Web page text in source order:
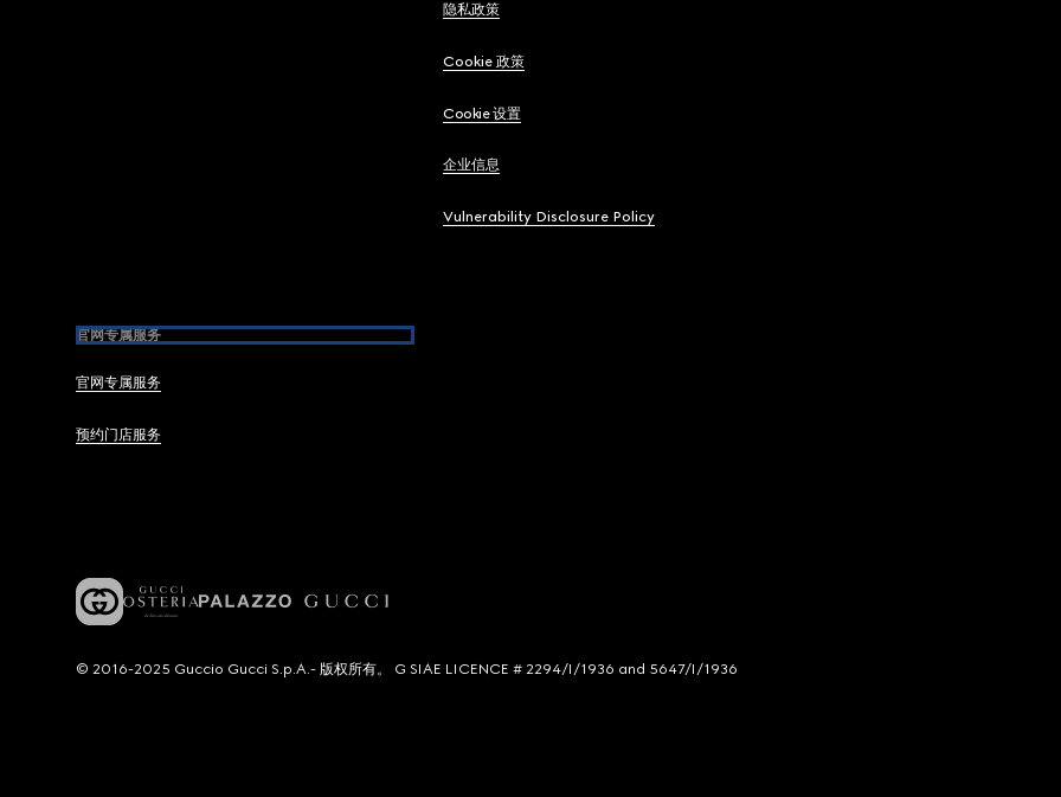
隐私政策
Cookie 政策
Cookie 设置
企业信息
Vulnerability Disclosure Policy
官网专属服务
官网专属服务
预约门店服务
© 2016-2025 Guccio Gucci S.p.A.- 版权所有。 G SIAE LICENCE # 2294/I/1936 and 5647/I/1936